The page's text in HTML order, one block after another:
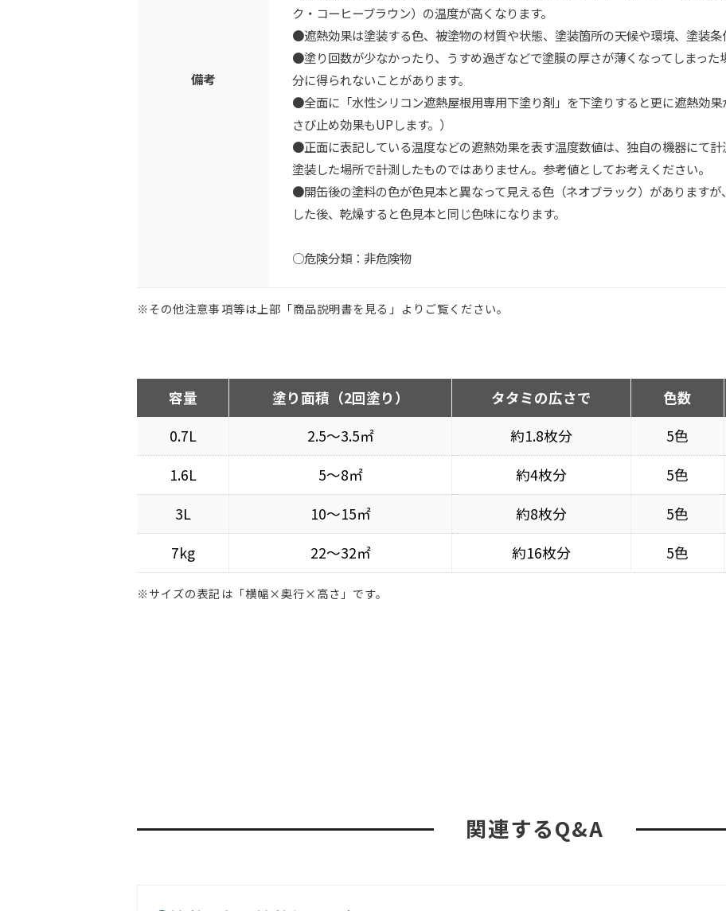
備考
ク・コーヒーブラウン）の温度が高くなります。
●遮熱効果は塗装する色、被塗物の材質や状態、塗装箇所の天候や環境、塗装条
●塗り回数が少なかったり、うすめ過ぎなどで塗膜の厚さが薄くなってしまっ
分に得られないことがあります。
●全面に「水性シリコン遮熱屋根用専用下塗り剤」を下塗りすると更に遮熱効
さび止め効果もUPします。）
●正面に表記している温度などの遮熱効果を表す温度数値は、独自の機器にて
塗装した場所で計測したものではありません。参考値としてお考えください。
●開缶後の塗料の色が色見本と異なって見える色（ネオブラック）がありますが
した後、乾燥すると色見本と同じ色味になります。
○危険分類：非危険物
※その他注意事項等は上部「商品説明書を見る」よりご覧ください。
容量 塗り面積（2回塗り） タタミの広さで 色数
0.7L
2.5〜3.5㎡ 約1.8枚分 5色
1.6L
5〜8㎡ 約4枚分 5色
3L
10〜15㎡ 約8枚分 5色
7kg
22〜32㎡ 約16枚分 5色
※サイズの表記は「横幅×奥行×高さ」です。
関連するQ&A